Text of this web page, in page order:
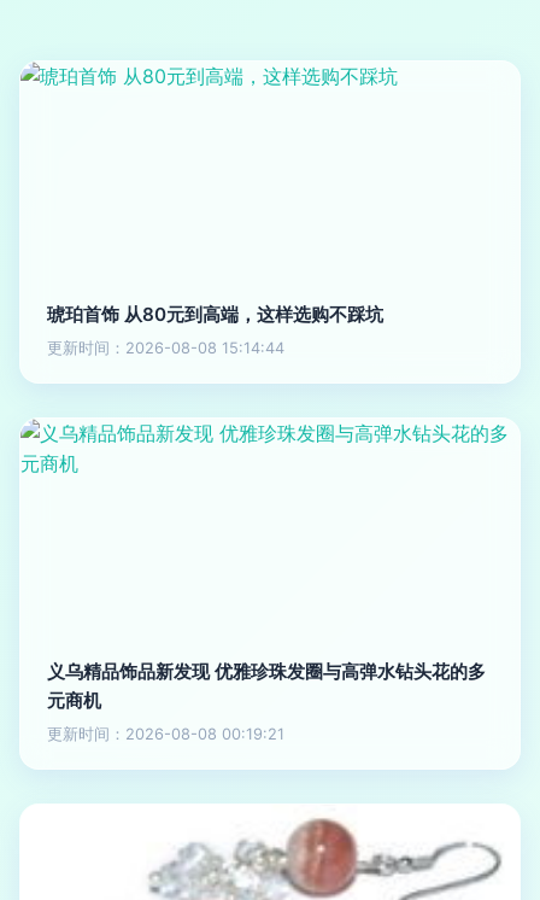
琥珀首饰 从80元到高端，这样选购不踩坑
更新时间：2026-08-08 15:14:44
义乌精品饰品新发现 优雅珍珠发圈与高弹水钻头花的多
元商机
更新时间：2026-08-08 00:19:21